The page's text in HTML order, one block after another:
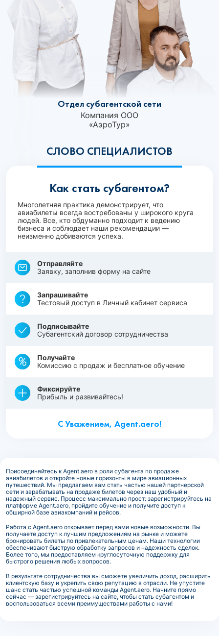
СЛОВО СПЕЦИАЛИСТОВ
Отдел субагентской сети
Компания ООО
«АэроТур»‎
Как стать субагентом?
Многолетняя практика демонстрирует, что
авиабилеты всегда востребованы у широкого круга
людей. Все, кто обдуманно подходит к ведению
бизнеса и соблюдает наши рекомендации —
неизменно добиваются успеха.
Отправляйте
Заявку, заполнив форму на сайте
Запрашивайте
Тестовый доступ в Личный кабинет сервиса
Подписывайте
Субагентский договор сотрудничества
Получайте
Комиссию с продаж и бесплатное обучение
Фиксируйте
Прибыль и развивайтесь!
С Уважением, Agent.aero!
Присоединяйтесь к Agent.aero в роли субагента по продаже
авиабилетов и откройте новые горизонты в мире авиационных
путешествий. Мы предлагаем вам стать частью нашей партнерской
сети и зарабатывать на продаже билетов через наш удобный и
надежный сервис. Процесс максимально прост: зарегистрируйтесь на
платформе Agent.aero, пройдите обучение и получите доступ к
обширной базе авиакомпаний и рейсов.
Работа с Agent.aero открывает перед вами новые возможности. Вы
получаете доступ к лучшим предложениям на рынке и можете
бронировать билеты по привлекательным ценам. Наши технологии
обеспечивают быструю обработку запросов и надежность сделок.
Более того, мы предоставляем круглосуточную поддержку для
быстрого решения любых вопросов.
В результате сотрудничества вы сможете увеличить доход, расширить
клиентскую базу и укрепить свою репутацию в отрасли. Не упустите
шанс стать частью успешной команды Agent.aero. Начните прямо
сейчас — зарегистрируйтесь на сайте, чтобы стать субагентом и
воспользоваться всеми преимуществами работы с нами!